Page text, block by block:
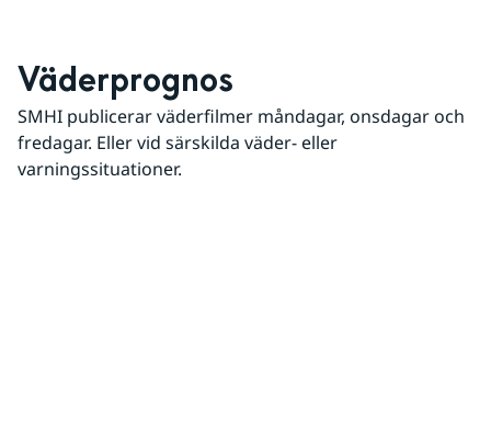
Väderprognos
SMHI publicerar väderfilmer måndagar, onsdagar och
fredagar. Eller vid särskilda väder- eller
varningssituationer.